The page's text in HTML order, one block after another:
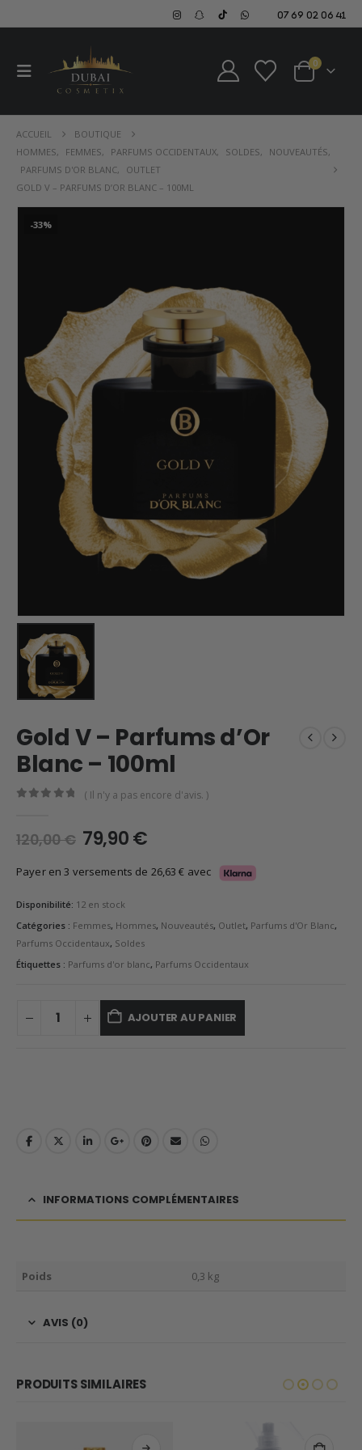
07 69 02 06 41
0
ACCUEIL
BOUTIQUE
HOMMES, FEMMES, PARFUMS OCCIDENTAUX, SOLDES, NOUVEAUTÉS,
PARFUMS D'OR BLANC,
OUTLET
GOLD V – PARFUMS D’OR BLANC – 100ML
-33%
Gold V – Parfums d’Or
Blanc – 100ml
( Il n'y a pas encore d'avis. )
120,00€ Le
prix
initial
120,00 €.
79,90€Le
actuel
Payer en 3 versements de 26,63€ avec
Disponibilité: 12 en stock
Catégories : Femmes, Hommes, Nouveautés, Outlet, Parfums d'Or Blanc,
Parfums Occidentaux, Soldes
Étiquettes : Parfums d'or blanc, Parfums Occidentaux
AJOUTER AU PANIER
INFORMATIONS COMPLÉMENTAIRES
Poids 0,3 kg
AVIS (0)
PRODUITS SIMILAIRES